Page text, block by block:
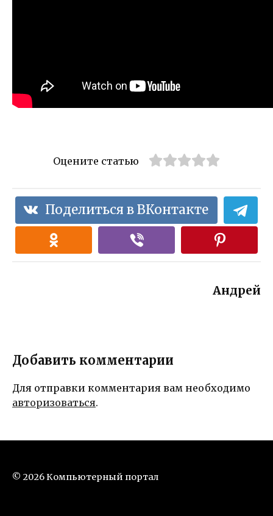
Оцените статью
Поделиться в ВКонтакте
Андрей
Добавить комментарии
Для отправки комментария вам необходимо
авторизоваться.
© 2026 Компьютерный портал